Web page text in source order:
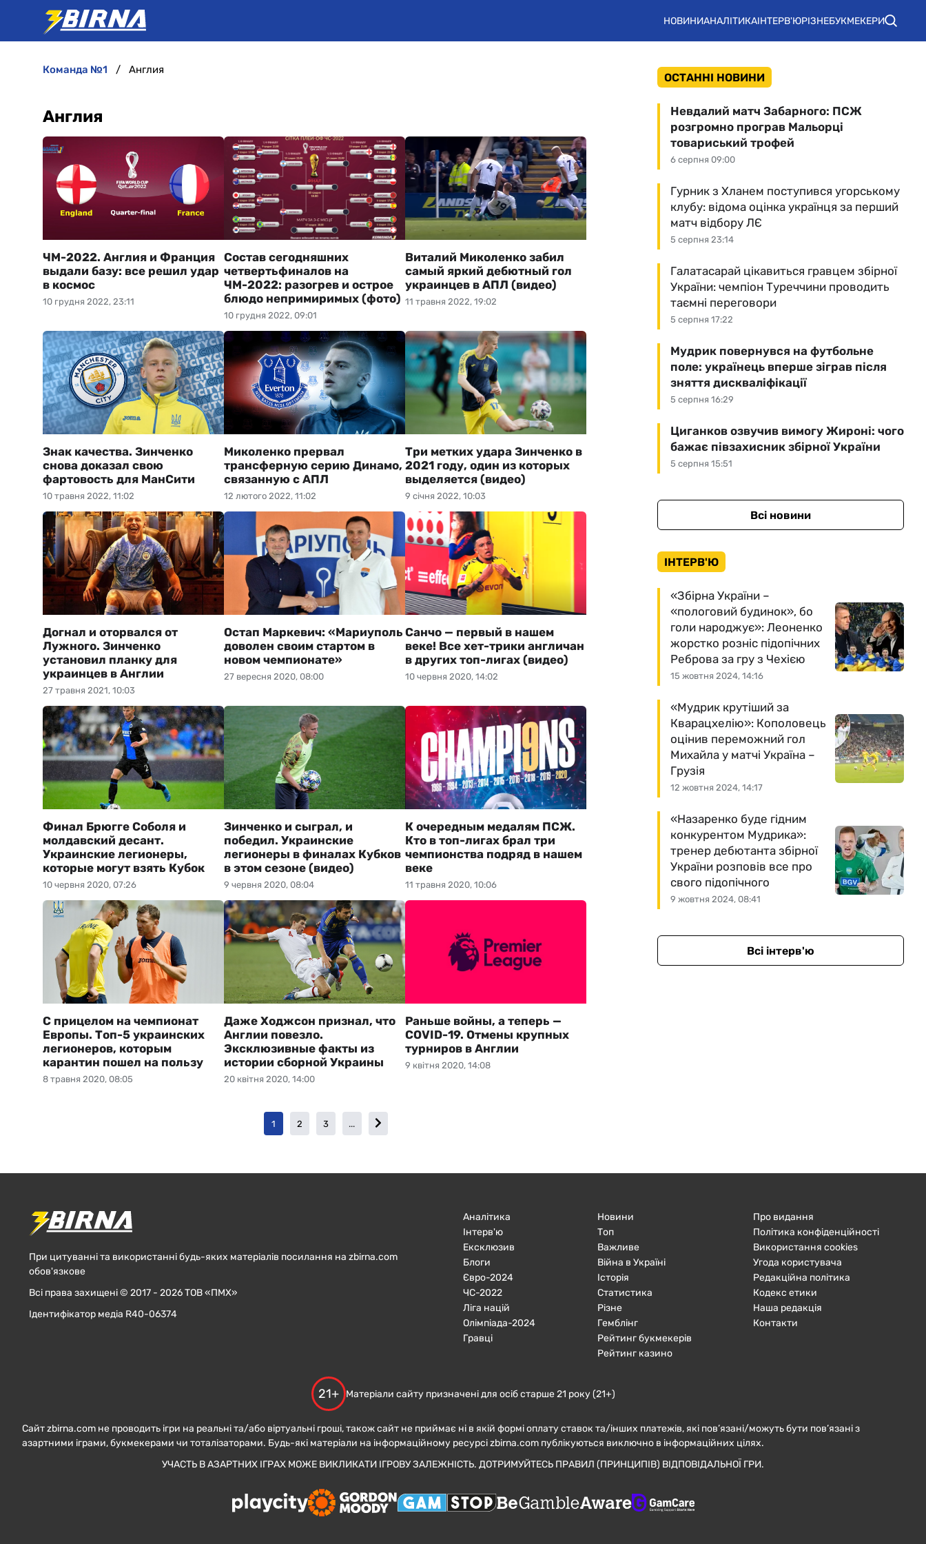
НОВИНИАНАЛІТИКАІНТЕРВ'ЮРІЗНЕБУКМЕКЕРИ
команда №1 Англия
Англия
10 грудня 2022, 23:11
ЧМ-2022. Англия и Франция
выдали базу: все решил удар
в космос
10 грудня 2022, 09:01
Состав сегодняшних
четвертьфиналов на
ЧМ-2022: разогрев и острое
блюдо непримиримых (фото) 11 травня 2022, 19:02
Виталий Миколенко забил
самый яркий дебютный гол
украинцев в АПЛ (видео)
10 травня 2022, 11:02
Знак качества. Зинченко
снова доказал свою
фартовость для МанСити
12 лютого 2022, 11:02
Миколенко прервал
трансферную серию Динамо,
связанную с АПЛ
9 січня 2022, 10:03
Три метких удара Зинченко в
2021 году, один из которых
выделяется (видео)
27 травня 2021, 10:03
Догнал и оторвался от
Лужного. Зинченко
установил планку для
украинцев в Англии
27 вересня 2020, 08:00
Остап Маркевич: «Мариуполь
доволен своим стартом в
новом чемпионате»
10 червня 2020, 14:02
Санчо — первый в нашем
веке! Все хет-трики англичан
в других топ-лигах (видео)
10 червня 2020, 07:26
Финал Брюгге Соболя и
молдавский десант.
Украинские легионеры,
которые могут взять Кубок
9 червня 2020, 08:04
Зинченко и сыграл, и
победил. Украинские
легионеры в финалах Кубков
в этом сезоне (видео)
11 травня 2020, 10:06
К очередным медалям ПСЖ.
Кто в топ-лигах брал три
чемпионства подряд в нашем
веке
8 травня 2020, 08:05
С прицелом на чемпионат
Европы. Топ-5 украинских
легионеров, которым
карантин пошел на пользу
20 квітня 2020, 14:00
Даже Ходжсон признал, что
Англии повезло.
Эксклюзивные факты из
истории сборной Украины
9 квітня 2020, 14:08
Раньше войны, а теперь —
COVID-19. Отмены крупных
турниров в Англии
1 2 3 ...
ОСТАННІ НОВИНИ
6 серпня 09:00
Невдалий матч Забарного: ПСЖ
розгромно програв Мальорці
товариський трофей
5 серпня 23:14
Гурник з Хланем поступився угорському
клубу: відома оцінка українця за перший
матч відбору ЛЄ
5 серпня 17:22
Галатасарай цікавиться гравцем збірної
України: чемпіон Туреччини проводить
таємні переговори
5 серпня 16:29
Мудрик повернувся на футбольне
поле: українець вперше зіграв після
зняття дискваліфікації
5 серпня 15:51
Циганков озвучив вимогу Жироні: чого
бажає півзахисник збірної України
Всі новини
ІНТЕРВ'Ю
15 жовтня 2024, 14:16
«Збірна України –
«пологовий будинок», бо
голи народжує»: Леоненко
жорстко розніс підопічних
Реброва за гру з Чехією
12 жовтня 2024, 14:17
«Мудрик крутіший за
Кварацхелію»: Кополовець
оцінив переможний гол
Михайла у матчі Україна –
Грузія
9 жовтня 2024, 08:41
«Назаренко буде гідним
конкурентом Мудрика»:
тренер дебютанта збірної
України розповів все про
свого підопічного
Всі інтерв'ю
При цитуванні та використанні будь-яких матеріалів посилання на zbirna.com
обов'язкове
Всі права захищені © 2017 - 2026 ТОВ «ПМХ»
Ідентифікатор медіа R40-06374
Аналітика
Інтерв'ю
Ексклюзив
Блоги
Євро-2024
ЧC-2022
Ліга націй
Олімпіада-2024
Гравці
Новини
Топ
Важливе
Війна в Україні
Історія
Статистика
Різне
Гемблінг
Рейтинг букмекерів
Рейтинг казино
Про видання
Політика конфіденційності
Використання cookies
Угода користувача
Редакційна політика
Кодекс етики
Наша редакція
Контакти
21+ Матеріали сайту призначені для осіб старше 21 року (21+)
Сайт zbirna.com не проводить ігри на реальні та/або віртуальні гроші, також сайт не приймає ні в якій формі оплату ставок та/інших платежів, які пов’язані/можуть бути пов’язані з
азартними іграми, букмекерами чи тоталізаторами. Будь-які матеріали на інформаційному ресурсі zbirna.com публікуються виключно в інформаційних цілях.
УЧАСТЬ В АЗАРТНИХ ІГРАХ МОЖЕ ВИКЛИКАТИ ІГРОВУ ЗАЛЕЖНІСТЬ. ДОТРИМУЙТЕСЬ ПРАВИЛ (ПРИНЦИПІВ) ВІДПОВІДАЛЬНОЇ ГРИ.